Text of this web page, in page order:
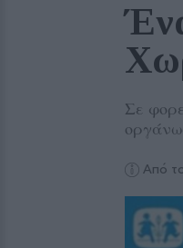
Σε
Από